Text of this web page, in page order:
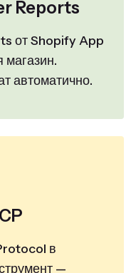
Reports
от Shopify App
магазин.
автоматично.
в
—